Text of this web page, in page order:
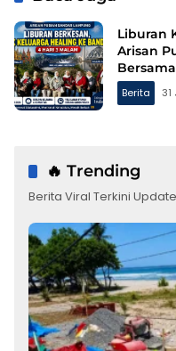
Liburan
Arisan
Berita 31
🔥 Trending
Berita Viral Terkini Update